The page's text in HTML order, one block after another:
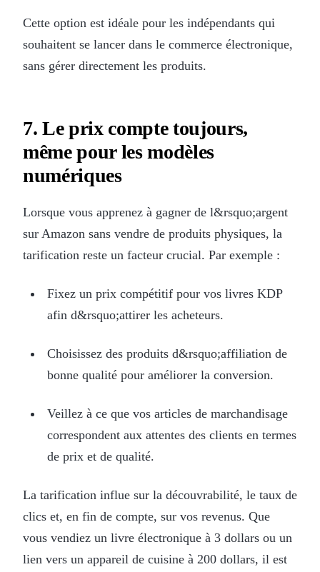
Cette option est idéale pour les indépendants qui
souhaitent se lancer dans le commerce électronique,
sans gérer directement les produits.
7. Le prix compte toujours,
même pour les modèles
numériques
Lorsque vous apprenez à gagner de l&rsquo;argent
sur Amazon sans vendre de produits physiques, la
tarification reste un facteur crucial. Par exemple :
Fixez un prix compétitif pour vos livres KDP
afin d&rsquo;attirer les acheteurs.
Choisissez des produits d&rsquo;affiliation de
bonne qualité pour améliorer la conversion.
Veillez à ce que vos articles de marchandisage
correspondent aux attentes des clients en termes
de prix et de qualité.
La tarification influe sur la découvrabilité, le taux de
clics et, en fin de compte, sur vos revenus. Que
vous vendiez un livre électronique à 3 dollars ou un
lien vers un appareil de cuisine à 200 dollars, il est